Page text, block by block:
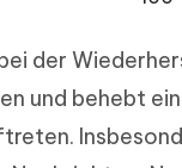
Transfer APP
übertragen
der
und behebt